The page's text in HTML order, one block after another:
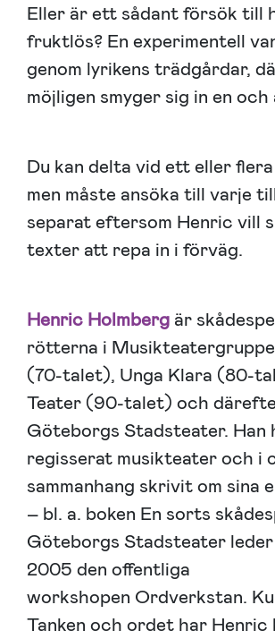
Eller är ett sådant försök till
fruktlös? En experimentell
genom lyrikens trädgårdar,
möjligen smyger sig in en
Du kan delta vid ett eller
men måste ansöka till varje
separat eftersom Henric vill
texter att repa in i förväg.
Henric Holmberg är
rötterna i
(70-talet), Unga Klara (80-
Teater (90-talet) och
Göteborgs Stadsteater. Han
regisserat musikteater och i
sammanhang skrivit om sina
– bl. a. boken En sorts
Göteborgs Stadsteater leder
2005 den offentliga
workshopen Ordverkstan.
Tanken och ordet har